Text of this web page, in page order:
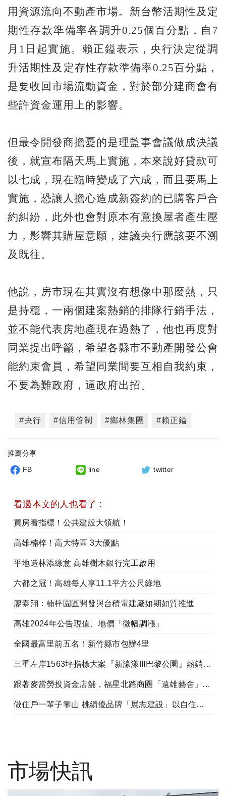
用資源流向不動產市場。新台幣活期性及定
期性存款準備率各調升0.25個百分點，自7
月1日起實施。賴正鎰表示，央行決定從調
升活期性及定存性存款準備率0.25百分點，
是要收回市場流動資金，對於部分建商會有
些許資金運用上的影響。
但最令開發商擔憂的是理監事會議做成決議
後，就宣布隔天馬上實施，本來說好貸款可
以七成，現在臨時變成了六成，而且要馬上
實施，恐讓人擔心造成新簽約的已購客戶合
約糾紛，此外也會對原本有意換屋者產生壓
力，影響其購屋意願，建議央行應該要不溯
及既往。
他說，房市現在其實沒有想像中那麼熱，只
是持穩，一兩個建案熱銷的排隊行銷手法，
並不能代表房地產現在過熱了，他也再度對
同業提出呼籲，希望各縣市不動產開發公會
能約束會員，希望同業間要互相自我約束，
不要為難政府，逼政府出招。
#央行 #信用管制 #鄉林集團 #賴正鎰
推薦分享
FB line twitter
看過本文的人也看了 :
買房看指標！公共建設大領航！
高雄楠梓！高大特區 3大優點
平地造林添綠意 高雄樹木銀行完工啟用
六都之冠！高雄每人享11.1平方公尺綠地
廖泰翔：楠梓園區開發與台積電建廠如期如質推進
高雄2024年公告現值、地價「微幅調漲」
全國最富里前五名！新竹縣市包辦4里
三重左岸1563坪指標大案『新濠漾III巴黎公園』熱銷開工
跟著麥當勞投資金店舖，福星北路商圈「遠雄藝舍」金店炙手可熱
做住戶一輩子靠山 桃績優品牌「展志建設」以自住心蓋房
市場快訊